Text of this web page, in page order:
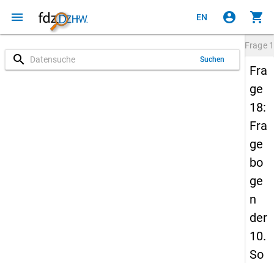
menu EN account_circle shopping_cart
search Suchen
Frage
Fra
ge
18:
Fra
ge
bo
ge
n
der
10.
So